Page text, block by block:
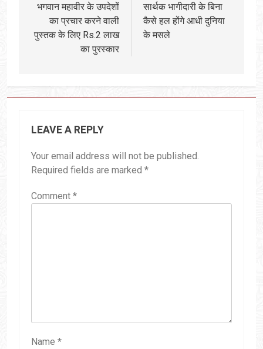
भगवान महावीर के उपदेशों
का प्रचार करने वाली
पुस्तक के लिए Rs.2 लाख
का पुरस्कार
सार्थक भागीदारी के बिना
कैसे हल होंगे आधी दुनिया
के मसले
LEAVE A REPLY
Your email address will not be published.
Required fields are marked *
Comment *
Name *